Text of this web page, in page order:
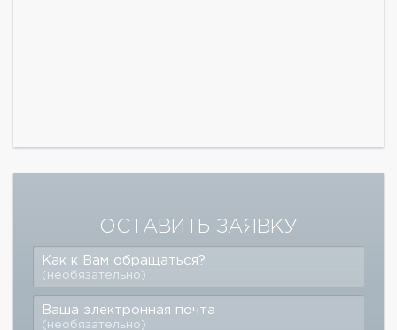
ОСТАВИТЬ ЗАЯВКУ
Как к Вам обращаться?
(необязательно)
Ваша электронная почта
(необязательно)